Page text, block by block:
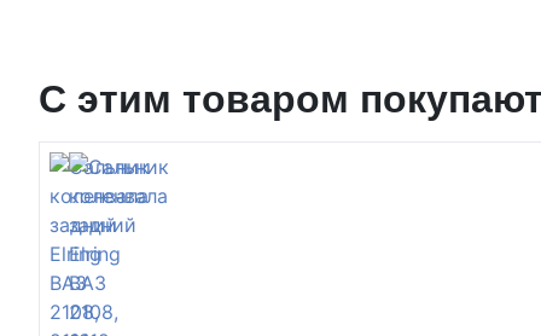
С этим товаром